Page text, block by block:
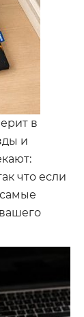
в
и
что если